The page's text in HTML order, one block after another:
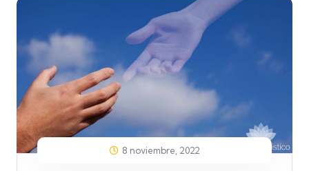
8 noviembre, 2022